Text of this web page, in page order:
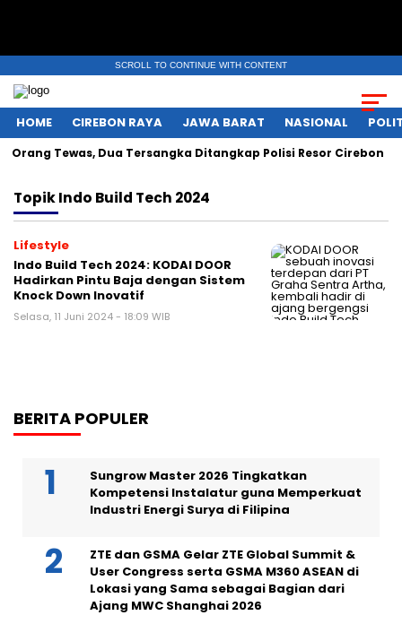
SCROLL TO CONTINUE WITH CONTENT
HOME CIREBON RAYA JAWA BARAT NASIONAL
Tewas, Dua Tersangka Ditangkap Polisi Resor Cirebon
TopikIndo Build Tech 2024
Lifestyle
Indo Build Tech 2024: KODAI DOOR
Hadirkan Pintu Baja dengan Sistem
Knock Down Inovatif
Selasa, 11 Juni 2024 - 18:09 WIB
BERITA POPULER
Sungrow Master 2026 Tingkatkan
Kompetensi Instalatur guna Memperkuat
Industri Energi Surya di Filipina
ZTE dan GSMA Gelar ZTE Global Summit &
User Congress serta GSMA M360 ASEAN di
Lokasi yang Sama sebagai Bagian dari
Ajang MWC Shanghai 2026